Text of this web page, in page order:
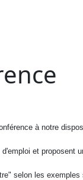
à notre
et proposent
selon les